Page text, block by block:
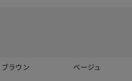
ブラウン ベージュ